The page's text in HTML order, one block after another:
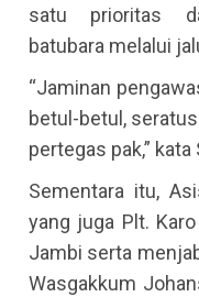
satu prioritas
batubara melalui
“Jaminan
betul-betul,
pertegas pak,”
Sementara itu,
yang juga Plt.
Jambi serta
Wasgakkum